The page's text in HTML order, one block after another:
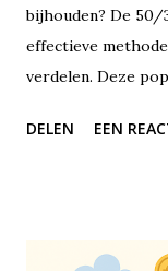
bijhouden? De
effectieve
verdelen. Deze
te ontzeggen of
in drie duidelijke
DELEN EEN